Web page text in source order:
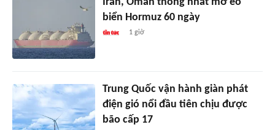
biển Hormuz 60 ngày
1 giờ
Trung Quốc vận hành giàn phát
điện gió nổi đầu tiên chịu được
bão cấp 17